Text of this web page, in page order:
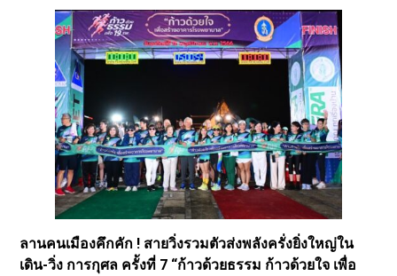
ลานคนเมืองคึกคัก ! สายวิ่งรวมตัวส่งพลังครั่งยิ่งใหญ่ใน
เดิน-วิ่ง การกุศล ครั้งที่ 7 “ก้าวด้วยธรรม ก้าวด้วยใจ เพื่อ